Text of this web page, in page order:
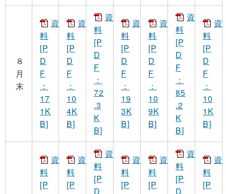
８
月
末
資
料
[P
D
F
：
17
1K
B]
資
料
[P
D
F
：
10
4K
B]
資
料
[P
D
F
：
72
.3
K
B]
資
料
[P
D
F
：
19
3K
B]
資
料
[P
D
F
：
10
9K
B]
資
料
[P
D
F
：
85
.2
K
B]
資
料
[P
D
F
：
10
1K
B]
資
料
[P
資
料
[P
資
料
[P
D
資
料
[P
資
料
[P
資
料
[P
D
資
料
[P